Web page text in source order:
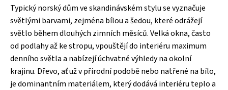
Typický norský dům ve skandinávském stylu se vyznačuje
světlými barvami, zejména bílou a šedou, které odrážejí
světlo během dlouhých zimních měsíců. Velká okna, často
od podlahy až ke stropu, vpouštějí do interiéru maximum
denního světla a nabízejí úchvatné výhledy na okolní
krajinu. Dřevo, ať už v přírodní podobě nebo natřené na bílo,
je dominantním materiálem, který dodává interiéru teplo a